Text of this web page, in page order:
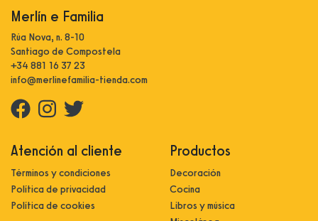
Merlín e Familia
Rúa Nova, n. 8-10
Santiago de Compostela
+34 881 16 37 23
info@merlinefamilia-tienda.com
Atención al cliente
Términos y condiciones
Política de privacidad
Política de cookies
Productos
Decoración
Cocina
Libros y música